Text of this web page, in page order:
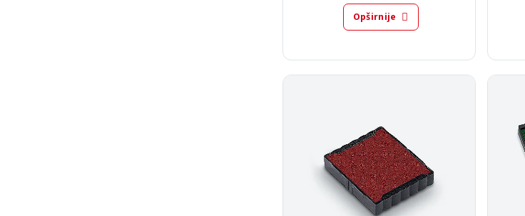
Opširnije